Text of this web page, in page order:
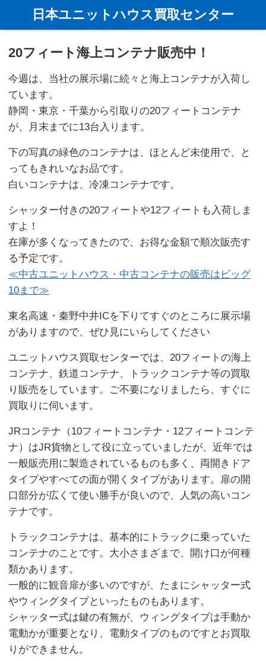
新着情報 20フィート海上コンテナ販売中！
20フィート海上コンテナ販売中！
今週は、当社の展示場に続々と海上コンテナが入荷し
ています。
静岡・東京・千葉から引取りの20フィートコンテナ
が、月末までに13台入ります。
下の写真の緑色のコンテナは、ほとんど未使用で、と
ってもきれいなお品です。
白いコンテナは、冷凍コンテナです。
シャッター付きの20フィートや12フィートも入荷しま
すよ！
在庫が多くなってきたので、お得な金額で順次販売す
る予定です。
≪中古ユニットハウス・中古コンテナの販売はビッグ
10まで≫
東名高速・秦野中井ICを下りてすぐのところに展示場
がありますので、ぜひ見にいらしてください
ユニットハウス買取センターでは、20フィートの海上
コンテナ、鉄道コンテナ、トラックコンテナ等の買取
り販売をしています。ご不要になりましたら、すぐに
買取りに伺います。
JRコンテナ（10フィートコンテナ・12フィートコンテ
ナ）はJR貨物として役に立っていましたが、近年では
一般販売用に製造されているものも多く、両開きドア
タイプやすべての面が開くタイプがあります。扉の開
口部分が広くて使い勝手が良いので、人気の高いコン
テナです。
トラックコンテナは、基本的にトラックに乗っていた
コンテナのことです。大小さまざまで、開け口が何種
類かあります。
一般的に観音扉が多いのですが、たまにシャッター式
やウィングタイプといったものもあります。
シャッター式は鍵の有無が、ウィングタイプは手動か
電動かが重要となり、電動タイプのものですとお買取
りができません。
日本ユニットハウス買取センター